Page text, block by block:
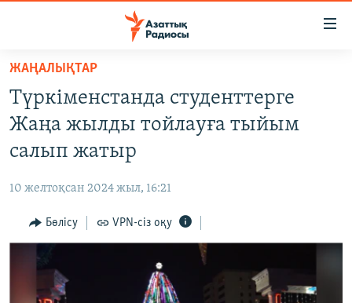
Skip
main
content
main
to
Search
САЯСАТ
АДАМ ҚҰҚЫҚТАРЫ
ӘЛЕУМЕТ
ӘЛЕМ
АРНАЙЫ ЖОБАЛАР
ЖАҢАЛЫҚТАР
Түркіменстанда студенттерге
Жаңа жылды тойлауға тыйым
салып жатыр
10 желтоқсан 2024 жыл, 16:21
Бөлісу VPN-сіз оқу